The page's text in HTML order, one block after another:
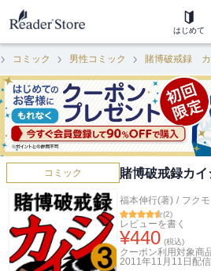
はじめて
コミック 男性コミック 賭博破戒録 カ
コミック 賭博破戒録カイ
福本伸行(著) / フク
(2)
レビューを書く
¥440 (税込)
クーポン利用対象商
2011年11月11日 配信